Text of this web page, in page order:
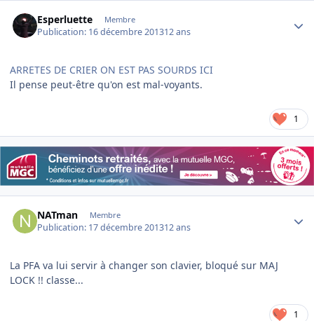
Esperluette Membre
Publication: 16 décembre 201312 ans
ARRETES DE CRIER ON EST PAS SOURDS ICI
Il pense peut-être qu'on est mal-voyants.
1
NATman Membre
Publication: 17 décembre 201312 ans
La PFA va lui servir à changer son clavier, bloqué sur MAJ
LOCK !! classe...
1